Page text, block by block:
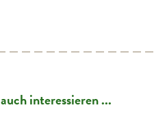
interessieren ...